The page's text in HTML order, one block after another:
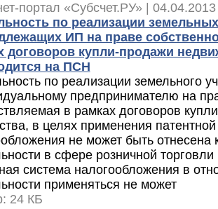
портал «Субсчет.РУ» |
по реализации
ИП на праве
договоров купли-продажи
на ПСН
по реализации земельного
предпринимателю на
в рамках договоров
в целях применения
не может быть отнесена
в сфере розничной торговли
система налогообложения в
применяться не может
24 КБ